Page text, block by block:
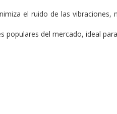
el ruido de las vibraciones,
populares del mercado, ideal